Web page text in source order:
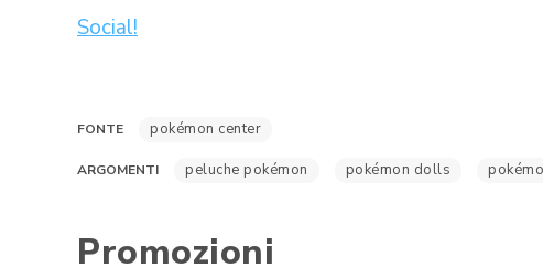
Social!
FONTE pokémon center
ARGOMENTI peluche pokémon pokémon dolls
Promozioni